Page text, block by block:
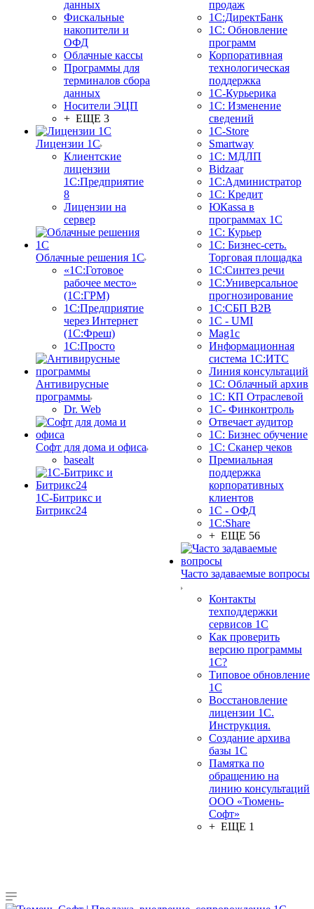
данных
Фискальные
накопители и
ОФД
Облачные кассы
Программы для
терминалов сбора
данных
Носители ЭЦП
+ ЕЩЕ 3
Лицензии 1С
Клиентские
лицензии
1С:Предприятие
8
Лицензии на
сервер
Облачные решения 1С
«1C:Готовое
рабочее место»
(1С:ГРМ)
1С:Предприятие
через Интернет
(1С:Фреш)
1С:Просто
Антивирусные
программы
Dr. Web
Софт для дома и офиса
basealt
1С-Битрикс и
Битрикс24
продаж
1С:ДиректБанк
1С: Обновление
программ
Корпоративная
технологическая
поддержка
1С-Курьерика
1С: Изменение
сведений
1C-Store
Smartway
1С: МДЛП
Bidzaar
1С:Администратор
1С: Кредит
ЮКаssа в
программах 1С
1С: Курьер
1С: Бизнес-сеть.
Торговая площадка
1С:Синтез речи
1С:Универсальное
прогнозирование
1С:СБП B2B
1C - UMI
Mag1c
Информационная
система 1С:ИТС
Линия консультаций
1С: Облачный архив
1С: КП Отраслевой
1С- Финконтроль
Отвечает аудитор
1С: Бизнес обучение
1С: Сканер чеков
Премиальная
поддержка
корпоративных
клиентов
1С - ОФД
1С:Share
+ ЕЩЕ 56
Часто задаваемые вопросы
Контакты
техподдержки
сервисов 1С
Как проверить
версию программы
1С?
Типовое обновление
1С
Восстановление
лицензии 1С.
Инструкция.
Создание архива
базы 1С
Памятка по
обращению на
линию консультаций
ООО «Тюмень-
Софт»
+ ЕЩЕ 1